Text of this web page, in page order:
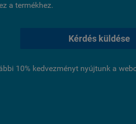
a termékhez.
Kérdés küldése
10% kedvezményt nyújtunk a